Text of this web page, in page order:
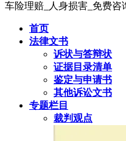
车险理赔_人身损害_免费咨
首页
法律文书
诉状与答辩状
证据目录清单
鉴定与申请书
其他诉讼文书
专题栏目
裁判观点